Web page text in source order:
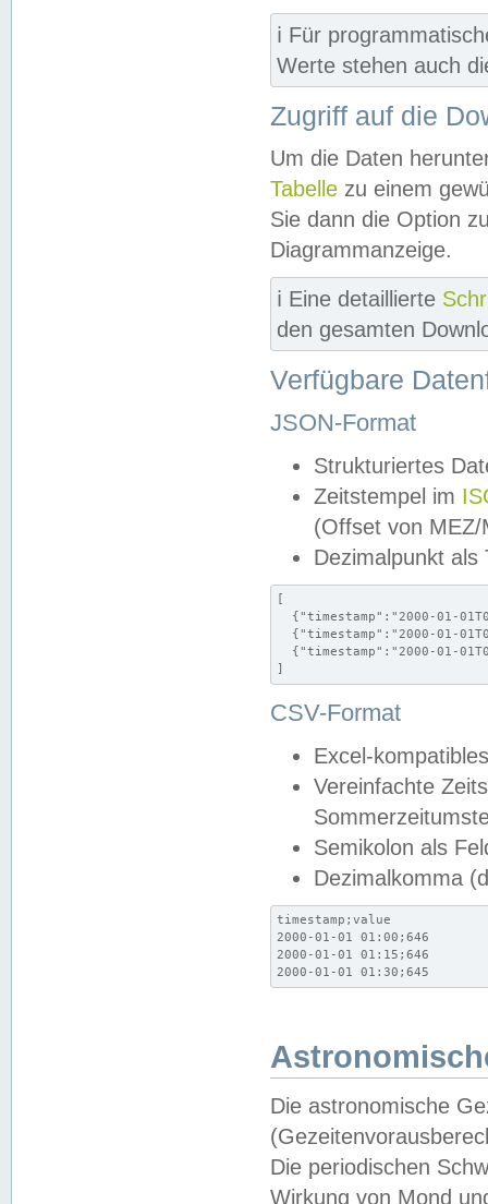
ℹ️ Für
Werte stehen auch
Zugriff auf die
Um die Daten
Tabelle zu einem
Sie dann die Option
Diagrammanzeige.
ℹ️ Eine detaillierte
den gesamten
Verfügbare
JSON-Format
Strukturiertes
Zeitstempel im
(Offset von MEZ/
Dezimalpunkt als
[
{"timestamp":"2000-01-
{"timestamp":"2000-01-
{"timestamp":"2000-01-
]
CSV-Format
Excel-
Vereinfachte
Semikolon als
Dezimalkomma
timestamp;value
2000-01-01 01:00;646
2000-01-01 01:15;646
2000-01-01 01:30;645
Die astronomische
Die periodischen
Wirkung von Mond